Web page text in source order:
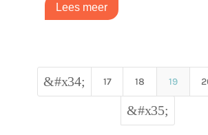
Lees meer
&#x34; 17 18 19
&#x35;